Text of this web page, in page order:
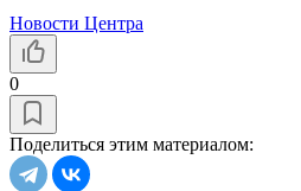
Новости Центра
0
Поделиться этим материалом: